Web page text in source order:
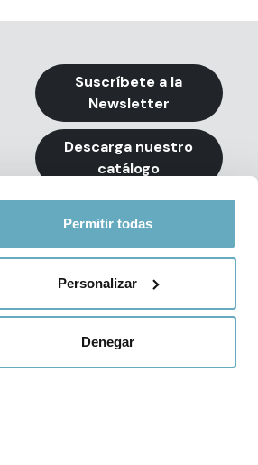
Permitir todas
Personalizar
Denegar
Suscríbete a la
Newsletter
Descarga nuestro
catálogo